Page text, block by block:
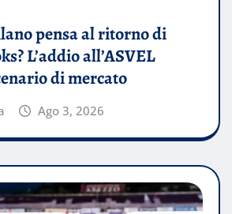
pensa al ritorno di
L’addio all’ASVEL
di mercato
Ago 3, 2026